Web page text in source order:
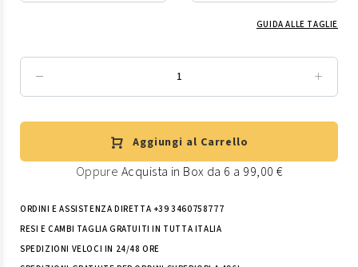
GUIDA ALLE TAGLIE
Aggiungi al Carrello
Oppure Acquista in Box da 6 a 99,00 €
ORDINI E ASSISTENZA DIRETTA +39 3460758777
RESI E CAMBI TAGLIA GRATUITI IN TUTTA ITALIA
SPEDIZIONI VELOCI IN 24/48 ORE